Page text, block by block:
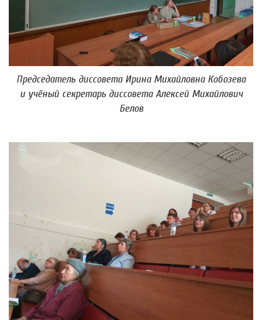
Председатель диссовета Ирина Михайловна Кобозева
и учёный секретарь диссовета Алексей Михайлович
Белов